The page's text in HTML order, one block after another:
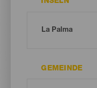
GEMEINDE